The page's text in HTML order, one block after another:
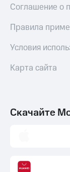
Соглашение о
Правила
Условия
Карта сайта
Скачайте